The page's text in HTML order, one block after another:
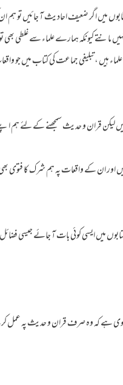
میں اگر ضعیف احادیث آ جائیں تو
مانتے کیونکہ ہمارے علماء سے غلطی
،تبلیغی جماعت کی کتاب میں جو واقعات
قران و حدیث سمجھنے کے لئے ہم اپنے
ان کے واقعات پہ ہم شرک کا فتوی بھی
میں ایسی کوئی بات آ جائے جیسی
ہے کہ وہ صرف قران و حدیث پہ عمل